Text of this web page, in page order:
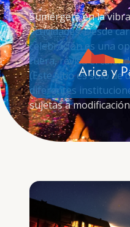
Sumérgete en la
actividades. Desde
celebración es una
fuera, revisa el
(Este sitio es sólo
diferentes
sujetas a